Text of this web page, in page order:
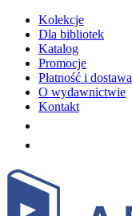
Kolekcje
Dla bibliotek
Katalog
Promocje
Płatność i dostawa
O wydawnictwie
Kontakt